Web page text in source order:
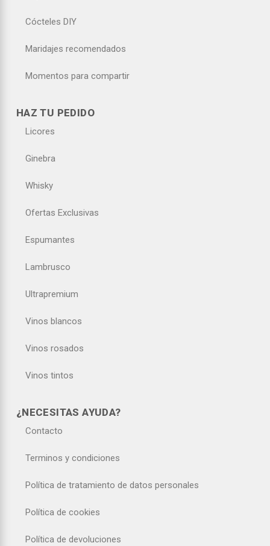
Cócteles DIY
Maridajes recomendados
Momentos para compartir
HAZ TU PEDIDO
Licores
Ginebra
Whisky
Ofertas Exclusivas
Espumantes
Lambrusco
Ultrapremium
Vinos blancos
Vinos rosados
Vinos tintos
¿NECESITAS AYUDA?
Contacto
Terminos y condiciones
Política de tratamiento de datos personales
Política de cookies
Política de devoluciones